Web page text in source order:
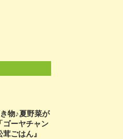
物♪夏野菜が
ゴーヤチャン
ごはん』